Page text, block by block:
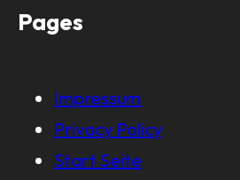
Pages
Impressum
Privacy Policy
Start Seite